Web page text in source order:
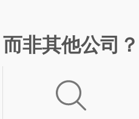
非其他公司？